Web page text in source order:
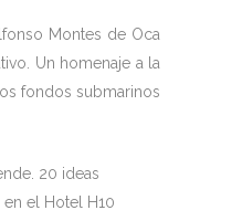
Montes de Oca
Un homenaje a la
fondos submarinos
20 ideas
el Hotel H10